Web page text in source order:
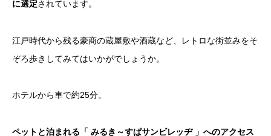
に選定されています。
江戸時代から残る豪商の蔵屋敷や酒蔵など、レトロな街並みをそ
ぞろ歩きしてみてはいかがでしょうか。
ホテルから車で約25分。
ペットと泊まれる「 みるき～すぱサンビレッヂ 」へのアクセス